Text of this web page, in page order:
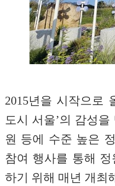
2015년을 시작으로
도시 서울’의 감성
원 등에 수준 높은
참여 행사를 통해
하기 위해 매년 개최